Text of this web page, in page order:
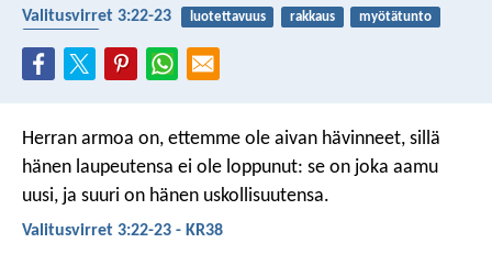
Valitusvirret 3:22-23 luotettavuus rakkaus
myötätunto
Herran armoa on, ettemme ole aivan hävinneet, sillä
hänen laupeutensa ei ole loppunut: se on joka aamu
uusi, ja suuri on hänen uskollisuutensa.
Valitusvirret 3:22-23 - KR38